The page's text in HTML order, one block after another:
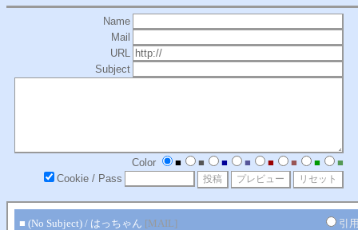
Name
Mail
URL
Subject
Color ■ ■ ■ ■ ■ ■ ■
■
Cookie / Pass
■ (No Subject) / はっちゃん [MAIL] 引